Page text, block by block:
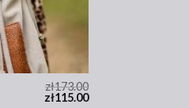
zł173.00
zł115.00